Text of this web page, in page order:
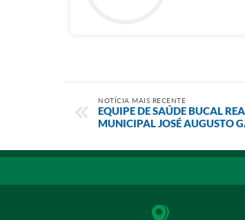
NOTÍCIA MAIS RECENTE
EQUIPE DE SAÚDE BUCAL
MUNICIPAL JOSÉ AUGUSTO